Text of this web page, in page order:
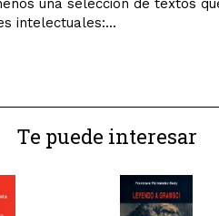
una selección de textos
intelectuales:...
Te puede interesar